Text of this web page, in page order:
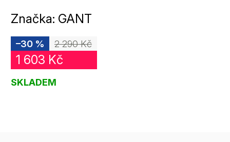
Značka: GANT
2 290 Kč
–30 %
1 603 Kč
SKLADEM